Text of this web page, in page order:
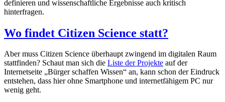
definieren und wissenschaftliche Ergebnisse auch kritisch
hinterfragen.
Wo findet Citizen Science statt?
Aber muss Citizen Science überhaupt zwingend im digitalen Raum
stattfinden? Schaut man sich die Liste der Projekte auf der
Internetseite „Bürger schaffen Wissen“ an, kann schon der Eindruck
entstehen, dass hier ohne Smartphone und internetfähigem PC nur
wenig geht.